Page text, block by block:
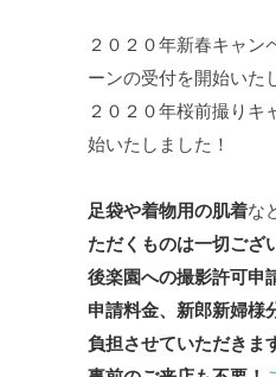
２０２０年新春キャン
ーンの受付を開始いた
２０２０年桜前撮りキ
始いたしました！
足袋や着物用の肌着な
ただくものは一切ござ
後楽園への撮影許可申
申請料金、新郎新婦様
負担させていただきま